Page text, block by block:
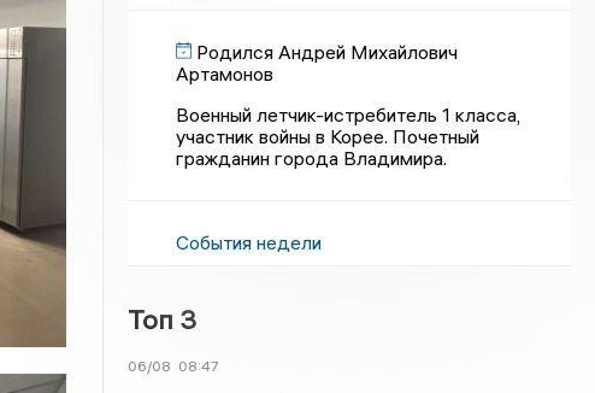
Родился Андрей Михайлович
Артамонов
Военный летчик-истребитель 1 класса,
участник войны в Корее. Почетный
гражданин города Владимира.
События недели
Топ 3
06/08 08:47